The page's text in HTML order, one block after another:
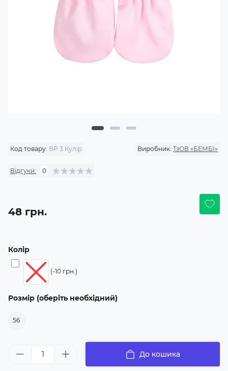
Код товару: ВР 3 Кулір Виробник: ТзОВ «БЕМБІ»
Відгуки: 0
48 грн.
Колір
(-10 грн.)
Розмір (оберіть необхідний)
56
До кошика